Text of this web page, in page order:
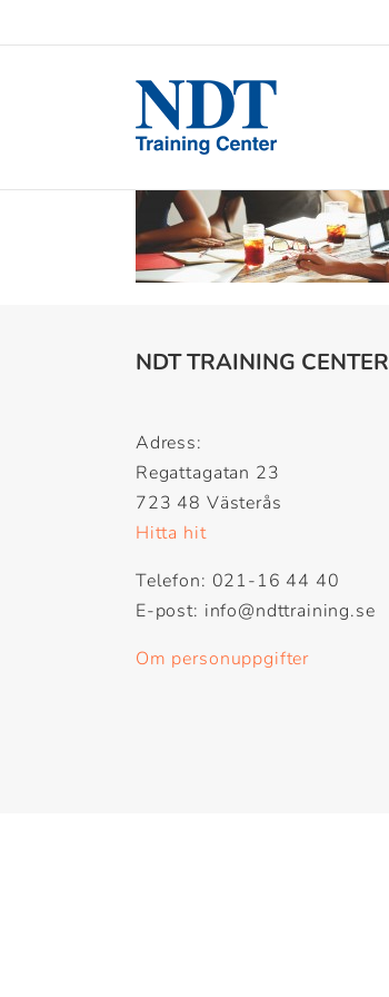
NDT TRAINING CENTER
Adress:
Regattagatan 23
723 48 Västerås
Hitta hit
Telefon: 021-16 44 40
E-post: info@ndttraining.se
Om personuppgifter